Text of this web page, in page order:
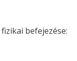
befejezése: